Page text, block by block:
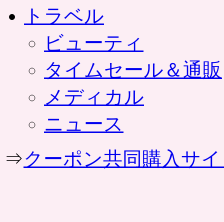
トラベル
ビューティ
タイムセール＆通販
メディカル
ニュース
⇒クーポン共同購入サ